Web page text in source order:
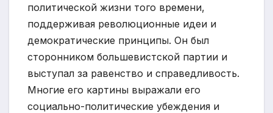
политической жизни того времени,
поддерживая революционные идеи и
демократические принципы. Он был
сторонником большевистской партии и
выступал за равенство и справедливость.
Многие его картины выражали его
социально-политические убеждения и